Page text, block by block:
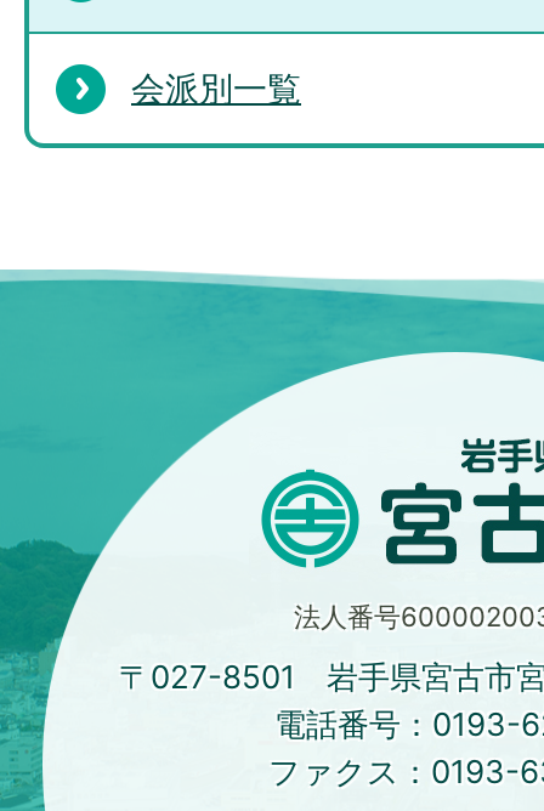
会派別一覧
法人番号
〒027-8501 岩手県宮古市
電話番号： 0193-
ファクス： 0193-